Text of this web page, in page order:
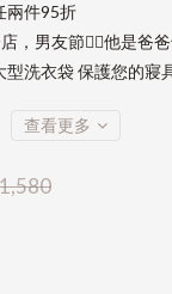
兩件95折
，男友節👱‍♂️他是爸
型洗衣袋 保護您的寢
查看更多